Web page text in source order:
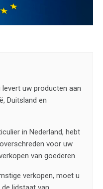
levert uw producten aan
Duitsland en
in Nederland, hebt
voor uw
van goederen.
verkopen, moet u